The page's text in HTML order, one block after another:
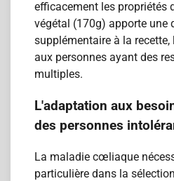
efficacement les propriétés
végétal (170g) apporte une
supplémentaire à la
aux personnes ayant des
multiples.
L'adaptation aux
des personnes
La maladie cœliaque
particulière dans la